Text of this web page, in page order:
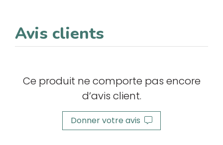
Avis clients
Ce produit ne comporte pas encore
d’avis client.
Donner votre avis